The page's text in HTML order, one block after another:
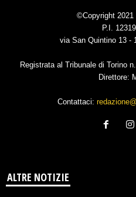
©Copyright 2021
P.I.
via San Quintino 13 -
Registrata al Tribunale di Torino
Direttore:
Contattaci:
ALTRE NOTIZIE